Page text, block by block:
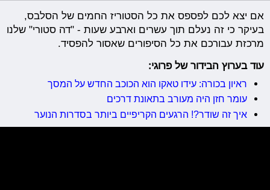
אם יצא לכם לפספס את כל הסטוריז החמים של הסלבס,
בעיקר כי זה נעלם תוך עשרים וארבע שעות - "דה סטורי" שלנו
מרכזת עבורכם את כל הסיפורים שאסור להפסיד.
עוד בערוץ הבידור של פרוגי:
ראיון בכורה: עידו טאקו הוא הכוכב החדש על המסך
עומר חזן היה מעורב בתאונת דרכים
איך זה שודר?! הרגעים הקריפיים ביותר בסדרות הנוער